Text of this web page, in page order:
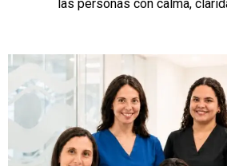
las personas con calma,